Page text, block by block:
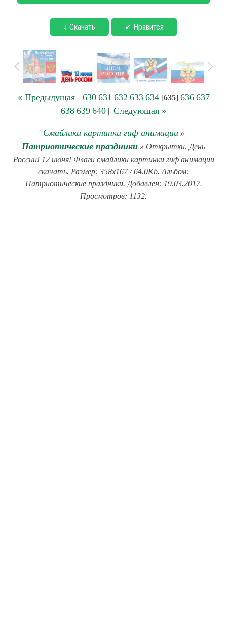
↓ Скачать ✔ Нравится
« Предыдущая| 630 631 632 633 634[635] 636 637
638 639 640 | Следующая »
Смайлики картинки гиф анимации»
Патриотические праздники » Открытки. День
России! 12 июня! Флаги смайлики картинки гиф анимации
скачать. Размер: 358x167 / 64.0Kb. Альбом:
Патриотические праздники. Добавлен: 19.03.2017.
Просмотров: 1132.